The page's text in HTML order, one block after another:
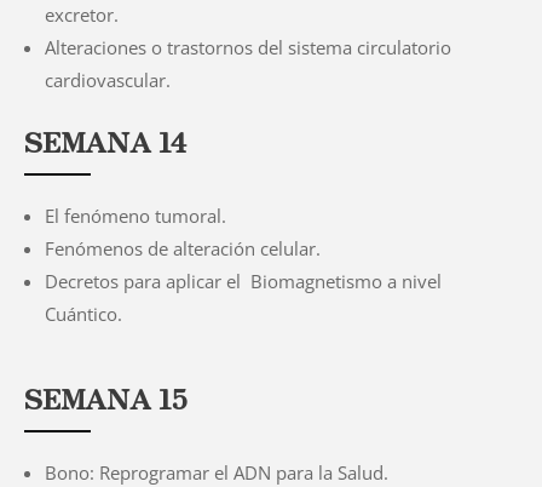
excretor.
Alteraciones o trastornos del sistema circulatorio
cardiovascular.
SEMANA 14
El fenómeno tumoral.
Fenómenos de alteración celular.
Decretos para aplicar el Biomagnetismo a nivel
Cuántico.
SEMANA 15
Bono: Reprogramar el ADN para la Salud.